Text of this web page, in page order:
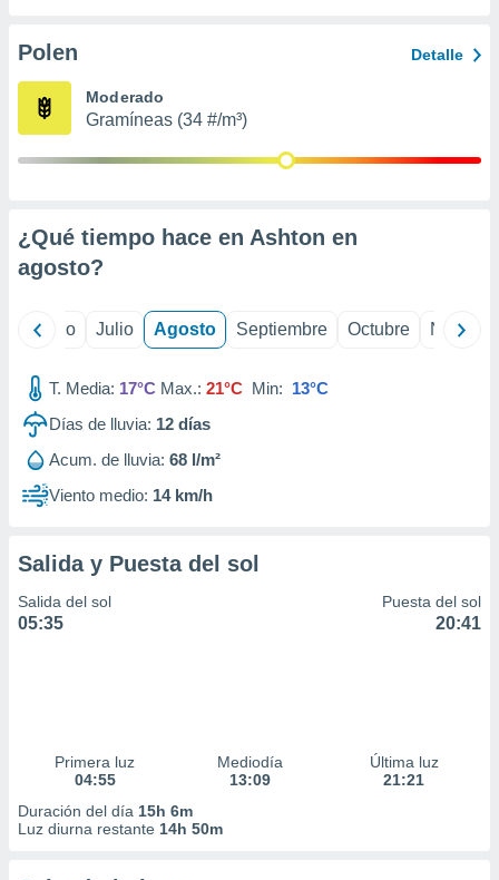
e
mediante
de
1199
Polen Detalle
Moderado
Gramíneas (34 #/m³)
¿Qué tiempo hace en Ashton en
agosto?
Junio Julio Agosto Septiembre Octubre
T. Media: 17°C Max.: 21°C Min: 13°C
Días de lluvia: 12 días
Acum. de lluvia: 68 l/m²
Viento medio: 14 km/h
Salida y Puesta del sol
Salida del sol
05:35
Puesta del sol
20:41
Primera luz
04:55
Mediodía
13:09
Última luz
21:21
Duración del día 15h 6m
Luz diurna restante 14h 50m